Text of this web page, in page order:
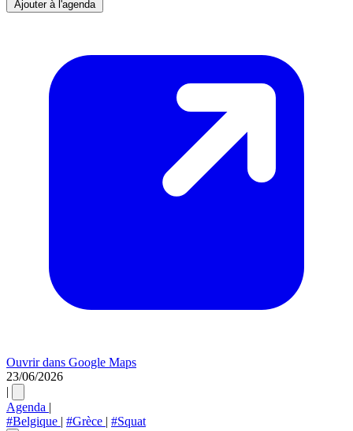
Ajouter à l'agenda
Ouvrir dans Google Maps
Save Aristotelis! Save Prosfygika!
+
−
23/06/2026
|
Agenda |
#Belgique | #Grèce | #Squat